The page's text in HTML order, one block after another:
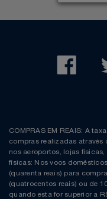
COMPRAS EM REAIS: A
compras realizadas
nos aeroportos, lojas
físicas: Nos voos
(quarenta reais) para
(quatrocentos reais) ou de
quando esta for superior a